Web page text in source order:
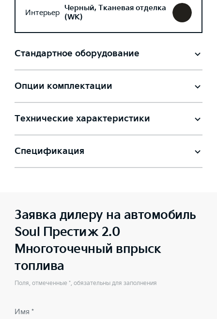
Интерьер Черный, Тканевая отделка
(WK)
Стандартное оборудование
Опции комплектации
Технические характеристики
Спецификация
Заявка дилеру на автомобиль
Soul Престиж 2.0
Многоточечный впрыск
топлива
Поля, отмеченные *, обязательны для заполнения
Имя *